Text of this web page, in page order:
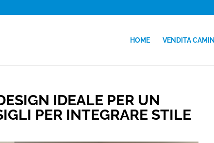
HOME VENDITA CAMINI
IDEALE PER UN
PER INTEGRARE STILE